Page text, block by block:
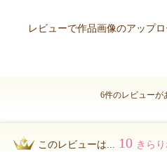
レビューで作品画像のアップ
6件のレビューが
このレビューは... 10 きら